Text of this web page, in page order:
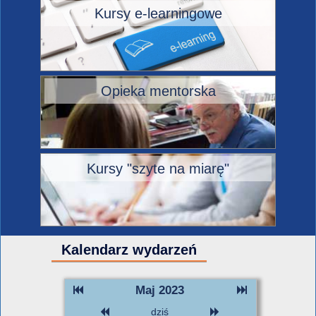
Kursy e-learningowe
Opieka mentorska
Kursy "szyte na miarę"
Kalendarz wydarzeń
Maj 2023
dziś